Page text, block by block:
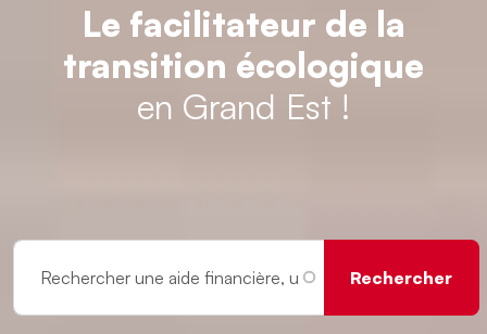
Le facilitateur de la
transition écologique
en Grand Est !